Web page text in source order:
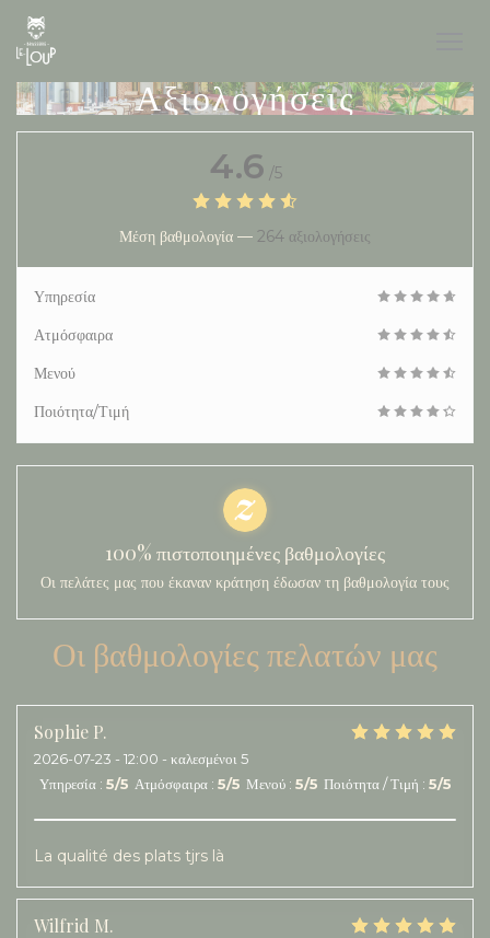
Πίνακας διαχείρισης "Μπισκότων" (Cookies)
Αξιολογήσεις
Οι βαθμολογίες πελατών μας
Sophie P
2026-07-23 - 12:00 - καλεσμένοι 5
Υπηρεσία : 5/5 Ατμόσφαιρα : 5/5 Μενού : 5/5 Ποιότητα / Τιμή : 5/5
La qualité des plats tjrs là
Wilfrid M
4.6 /5
Μέση βαθμολογία — 264 αξιολογήσεις
Υπηρεσία
Ατμόσφαιρα
Μενού
Ποιότητα/Τιμή
100% πιστοποιημένες βαθμολογίες
Οι πελάτες μας που έκαναν κράτηση έδωσαν τη βαθμολογία τους